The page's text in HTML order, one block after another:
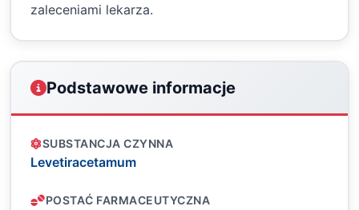
zaleceniami lekarza.
Podstawowe informacje
SUBSTANCJA CZYNNA
Levetiracetamum
POSTAĆ FARMACEUTYCZNA